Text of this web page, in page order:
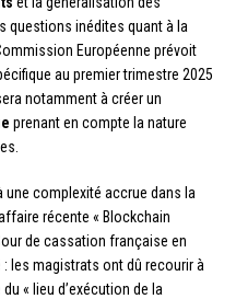
questions inédites quant à la
Européenne prévoit
au premier trimestre 2025
notamment à créer un
prenant en compte la nature
complexité accrue dans la
récente « Blockchain
de cassation française en
les magistrats ont dû recourir à
« lieu d’exécution de la